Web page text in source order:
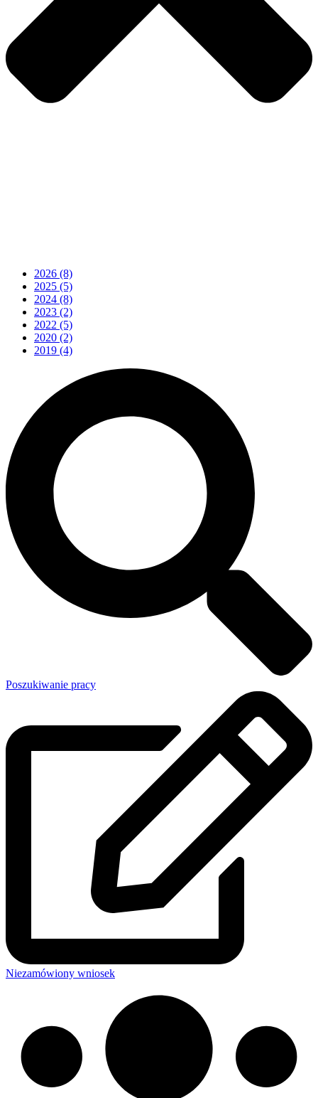
2026 (8)
2025 (5)
2024 (8)
2023 (2)
2022 (5)
2020 (2)
2019 (4)
Poszukiwanie pracy
Niezamówiony wniosek